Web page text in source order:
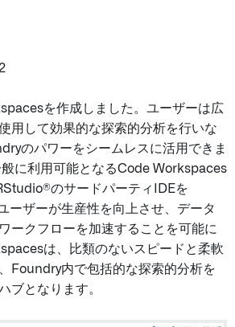
を作成しました。ユーザーは広
用して効果的な探索的分析を行いな
のパワーをシームレスに活用できま
に利用可能となるCode Workspaces
のサードパーティIDEを
ーザーが生産性を向上させ、データ
ークフローを加速することを可能に
は、比類のないスピードと柔軟
Foundry内で包括的な探索的分析を
ブとなります。